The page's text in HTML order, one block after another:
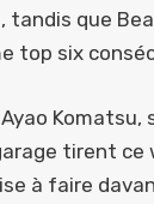
tandis que
top six
Komatsu,
tirent ce
à faire